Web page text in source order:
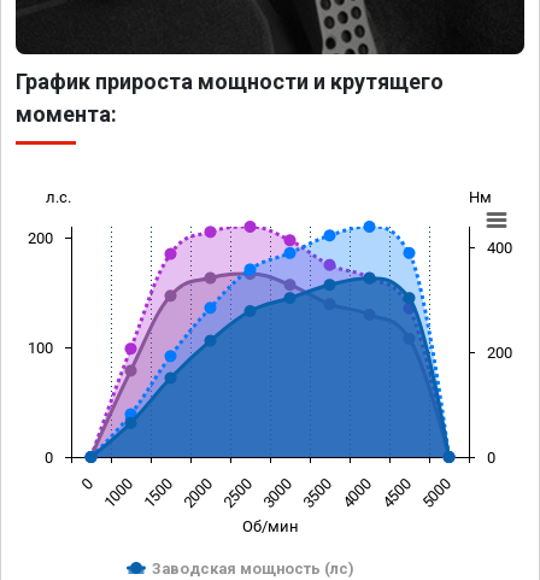
График прироста мощности и крутящего
момента:
Об/мин
л.с. Нм
Заводская мощность (лс)
0 1000 1500 2000 2500 3000 3500 4000 4500 5000
0
100
200
0
200
400